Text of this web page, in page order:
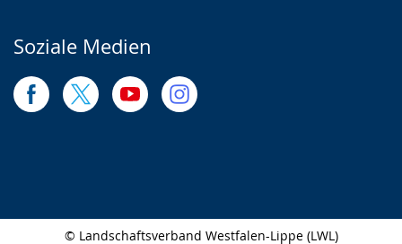
Soziale Medien
© Landschaftsverband Westfalen-Lippe (LWL)